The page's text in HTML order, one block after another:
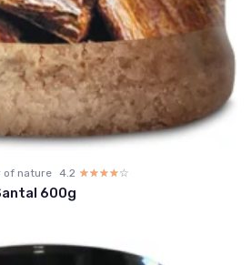
of nature 4.2 ☆☆☆☆☆
★★★★★
600g